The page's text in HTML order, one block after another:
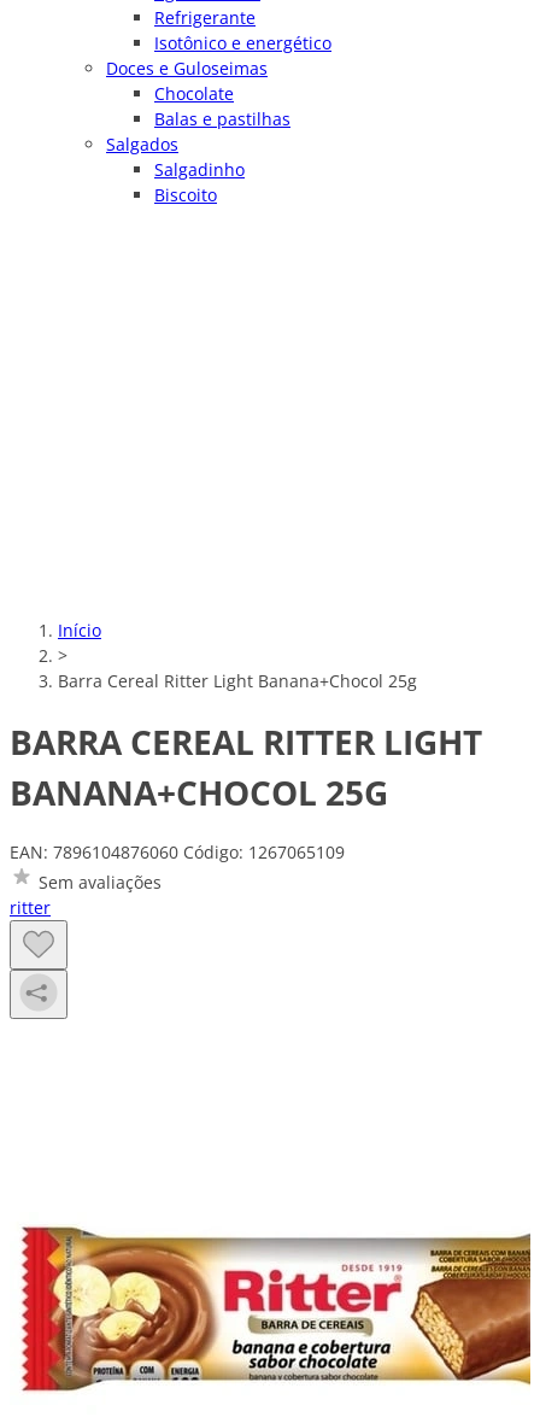
Refrigerante
Isotônico e energético
Doces e Guloseimas
Chocolate
Balas e pastilhas
Salgados
Salgadinho
Biscoito
Início
>
Barra Cereal Ritter Light Banana+Chocol 25g
BARRA CEREAL RITTER LIGHT
BANANA+CHOCOL 25G
EAN: 7896104876060 Código: 1267065109
Sem avaliações
ritter